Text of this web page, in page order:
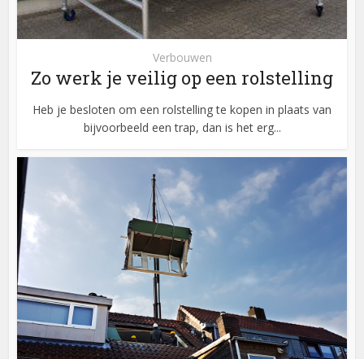
Verbouwen
Zo werk je veilig op een rolstelling
Heb je besloten om een rolstelling te kopen in plaats van
bijvoorbeeld een trap, dan is het erg...